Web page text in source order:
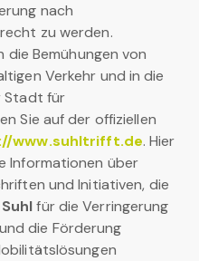
nach
zu werden.
die Bemühungen von
Verkehr und in die
Stadt für
Sie auf der offiziellen
www.suhltrifft.de. Hier
Informationen über
und Initiativen, die
Suhlfür die Verringerung
die Förderung